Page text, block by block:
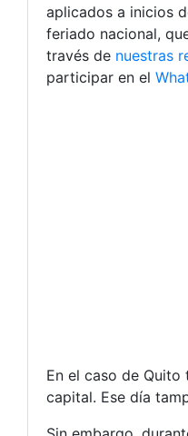
aplicados a inicios
feriado nacional,
través de nuestras
participar en el
En el caso de
capital. Ese día